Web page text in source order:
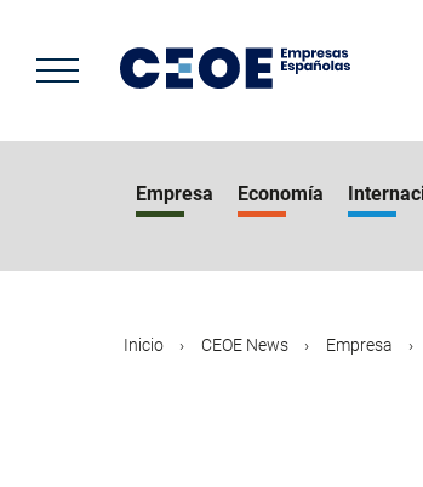
contenido
principal
Empresa Economía
Inicio CEOE News Empresa